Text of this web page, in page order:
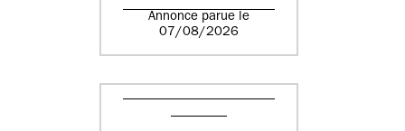
Annonce parue le
07/08/2026